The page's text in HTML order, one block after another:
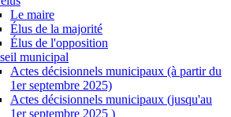
Le maire
Élus de la majorité
Élus de l'opposition
municipal
Actes décisionnels municipaux (à partir du
1er septembre 2025)
Actes décisionnels municipaux (jusqu'au
1er septembre 2025 )